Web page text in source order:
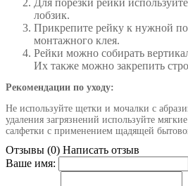
Для порезки рейки
лобзик.
Прикрепите рейку к нужной
монтажного клея.
Рейки можно собирать
Их также можно закрепить
Рекомендации по уходу:
Не используйте щетки и мочалки с
удаления загрязнений используйте
салфетки с применением щадящей
Отзывы (0) Написать отзыв
Ваше имя: